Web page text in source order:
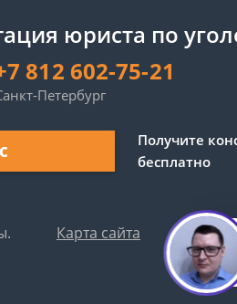
юриста по
812 602-75-21
Петербург
Получите
бесплатно
Карта сайта